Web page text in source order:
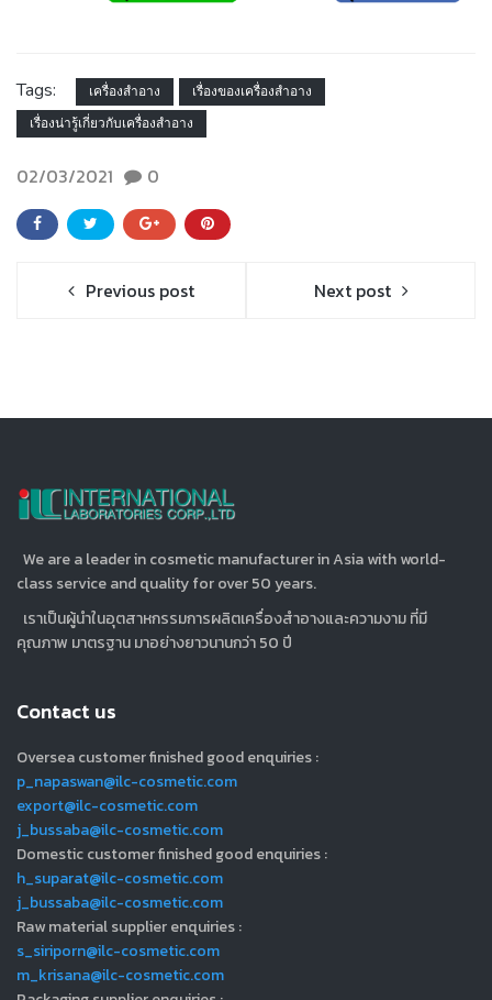
Tags: เครื่องสำอาง
เรื่องของเครื่องสำอาง
เรื่องน่ารู้เกี่ยวกับเครื่องสำอาง
02/03/2021 0
Previous post Next post
We are a leader in cosmetic manufacturer in Asia with world-
class service and quality for over 50 years.
เราเป็นผู้นำในอุตสาหกรรมการผลิตเครื่องสำอางและความงาม ที่มี
คุณภาพ มาตรฐาน มาอย่างยาวนานกว่า 50 ปี
Contact us
Oversea customer finished good enquiries :
p_napaswan@ilc-cosmetic.com
export@ilc-cosmetic.com
j_bussaba@ilc-cosmetic.com
Domestic customer finished good enquiries :
h_suparat@ilc-cosmetic.com
j_bussaba@ilc-cosmetic.com
Raw material supplier enquiries :
s_siriporn@ilc-cosmetic.com
m_krisana@ilc-cosmetic.com